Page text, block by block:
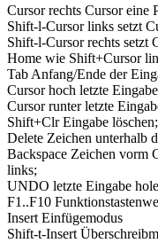
Cursor rechts Cursor eine
Shift-l-Cursor links setzt
Shift-l-Cursor rechts setzt
Home wie Shift+Cursor
Tab Anfang/Ende der
Cursor hoch letzte
Cursor runter letzte
Shift+Clr Eingabe löschen;
Delete Zeichen unterhalb
Backspace Zeichen vorm
links;
UNDO letzte Eingabe
F1..F10
Insert Einfügemodus
Shift-t-Insert